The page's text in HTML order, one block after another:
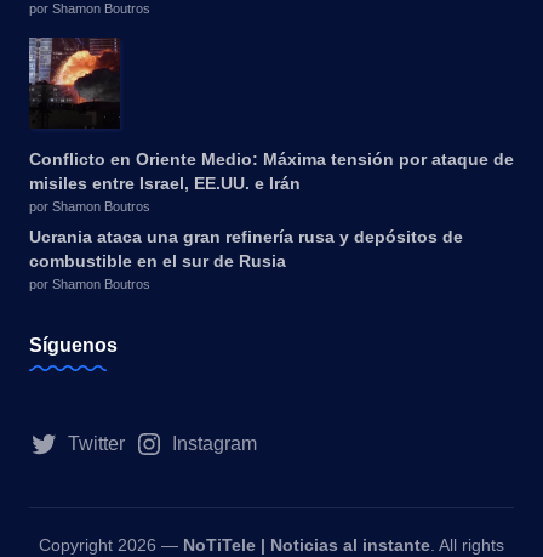
por Shamon Boutros
Conflicto en Oriente Medio: Máxima tensión por ataque de
misiles entre Israel, EE.UU. e Irán
por Shamon Boutros
Ucrania ataca una gran refinería rusa y depósitos de
combustible en el sur de Rusia
por Shamon Boutros
Síguenos
Twitter Instagram
Copyright 2026 — NoTiTele | Noticias al instante . All rights